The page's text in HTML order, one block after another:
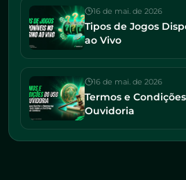
16 de mai. de 2026
Tipos de Jogos
ao Vivo
16 de mai. de 2026
Termos e
Ouvidoria